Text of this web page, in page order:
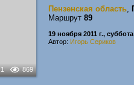
1 869
Пензенская область,
Маршрут 89
19 ноября 2011 г., суббота
Автор: Игорь Сериков